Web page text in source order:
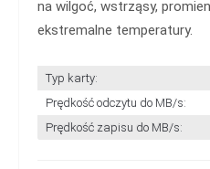
na wilgoć, wstrząsy,
ekstremalne temperatury.
Typ karty:
Prędkość odczytu do MB/s:
Prędkość zapisu do MB/s: